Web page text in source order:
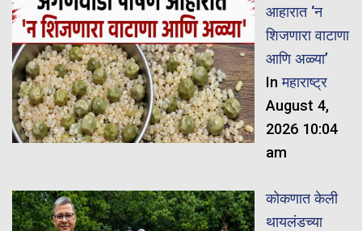
आहारात ‘न
शिजणारा वाटाणा
आणि अळ्या’
Inमहाराष्ट्र
August 4,
2026 10:04
am
कोकणात केली
थायलंडच्या